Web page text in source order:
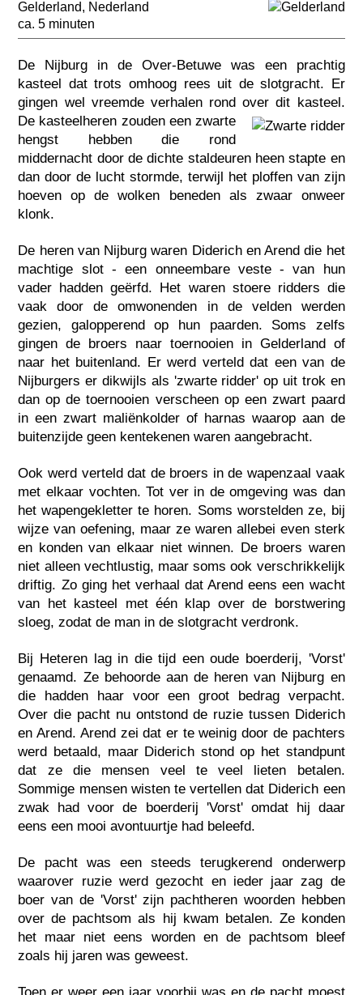
Gelderland, Nederland
ca. 5 minuten
De Nijburg in de Over-Betuwe was een prachtig
kasteel dat trots omhoog rees uit de slotgracht. Er
gingen wel vreemde verhalen rond over dit kasteel.
De kasteelheren zouden een zwarte
hengst hebben die rond
middernacht door de dichte staldeuren heen stapte en
dan door de lucht stormde, terwijl het ploffen van zijn
hoeven op de wolken beneden als zwaar onweer
klonk.
De heren van Nijburg waren Diderich en Arend die het
machtige slot - een onneembare veste - van hun
vader hadden geërfd. Het waren stoere ridders die
vaak door de omwonenden in de velden werden
gezien, galopperend op hun paarden. Soms zelfs
gingen de broers naar toernooien in Gelderland of
naar het buitenland. Er werd verteld dat een van de
Nijburgers er dikwijls als 'zwarte ridder' op uit trok en
dan op de toernooien verscheen op een zwart paard
in een zwart maliënkolder of harnas waarop aan de
buitenzijde geen kentekenen waren aangebracht.
Ook werd verteld dat de broers in de wapenzaal vaak
met elkaar vochten. Tot ver in de omgeving was dan
het wapengekletter te horen. Soms worstelden ze, bij
wijze van oefening, maar ze waren allebei even sterk
en konden van elkaar niet winnen. De broers waren
niet alleen vechtlustig, maar soms ook verschrikkelijk
driftig. Zo ging het verhaal dat Arend eens een wacht
van het kasteel met één klap over de borstwering
sloeg, zodat de man in de slotgracht verdronk.
Bij Heteren lag in die tijd een oude boerderij, 'Vorst'
genaamd. Ze behoorde aan de heren van Nijburg en
die hadden haar voor een groot bedrag verpacht.
Over die pacht nu ontstond de ruzie tussen Diderich
en Arend. Arend zei dat er te weinig door de pachters
werd betaald, maar Diderich stond op het standpunt
dat ze die mensen veel te veel lieten betalen.
Sommige mensen wisten te vertellen dat Diderich een
zwak had voor de boerderij 'Vorst' omdat hij daar
eens een mooi avontuurtje had beleefd.
De pacht was een steeds terugkerend onderwerp
waarover ruzie werd gezocht en ieder jaar zag de
boer van de 'Vorst' zijn pachtheren woorden hebben
over de pachtsom als hij kwam betalen. Ze konden
het maar niet eens worden en de pachtsom bleef
zoals hij jaren was geweest.